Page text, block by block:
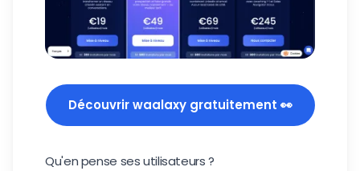
Découvrir waalaxy gratuitement 👀
Qu'en pense ses utilisateurs ?